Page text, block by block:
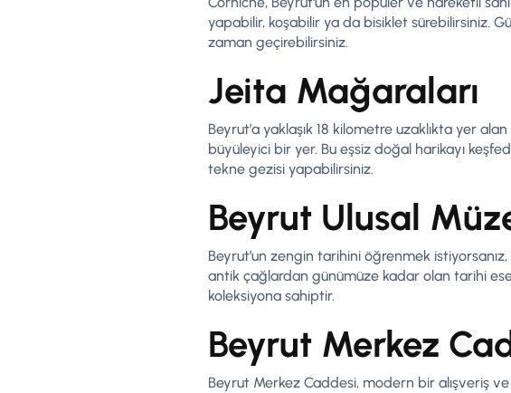
yapabilir, koşabilir ya da bisiklet sürebilirsiniz.
zaman geçirebilirsiniz.
Jeita Mağaraları
Beyrut’a yaklaşık 18 kilometre uzaklıkta yer
büyüleyici bir yer. Bu eşsiz doğal harikayı
tekne gezisi yapabilirsiniz.
Beyrut Ulusal
Beyrut’un zengin tarihini öğrenmek
antik çağlardan günümüze kadar olan tarihi
koleksiyona sahiptir.
Beyrut Merkez
Beyrut Merkez Caddesi, modern bir alışveriş